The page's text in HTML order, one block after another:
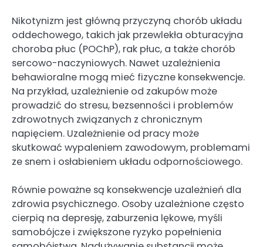
Nikotynizm jest główną przyczyną chorób układu
oddechowego, takich jak przewlekła obturacyjna
choroba płuc (POChP), rak płuc, a także chorób
sercowo-naczyniowych. Nawet uzależnienia
behawioralne mogą mieć fizyczne konsekwencje.
Na przykład, uzależnienie od zakupów może
prowadzić do stresu, bezsenności i problemów
zdrowotnych związanych z chronicznym
napięciem. Uzależnienie od pracy może
skutkować wypaleniem zawodowym, problemami
ze snem i osłabieniem układu odpornościowego.
Równie poważne są konsekwencje uzależnień dla
zdrowia psychicznego. Osoby uzależnione często
cierpią na depresję, zaburzenia lękowe, myśli
samobójcze i zwiększone ryzyko popełnienia